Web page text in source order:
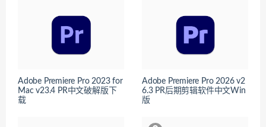
Adobe Premiere Pro 2023 for
Mac v23.4 PR中文破解版下
载
Adobe Premiere Pro 2026 v2
6.3 PR后期剪辑软件中文Win
版